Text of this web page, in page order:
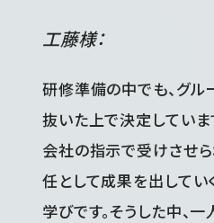
工藤様：
研修準備の中でも、グ
抜いた上で決定していま
会社の指示で受けさせ
任として成果を出して
学びです。そうした中、